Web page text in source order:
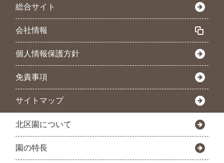
総合サイト
会社情報
個人情報保護方針
免責事項
サイトマップ
北区園について
園の特長